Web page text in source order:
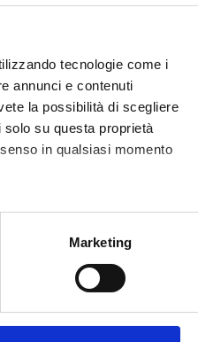
tecnologie come i
annunci e contenuti
la possibilità di scegliere
su questa proprietà
in qualsiasi momento
metro,Marketing